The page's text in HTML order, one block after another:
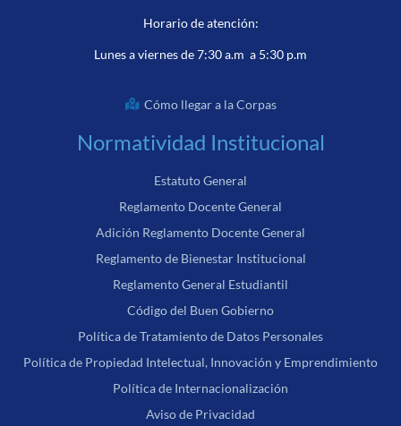
Horario de atención:
Lunes a viernes de 7:30 a.m a 5:30 p.m
Cómo llegar a la Corpas
Normatividad Institucional
Estatuto General
Reglamento Docente General
Adición Reglamento Docente General
Reglamento de Bienestar Institucional
Reglamento General Estudiantil
Código del Buen Gobierno
Política de Tratamiento de Datos Personales
Política de Propiedad Intelectual, Innovación y Emprendimiento
Política de Internacionalización
Aviso de Privacidad